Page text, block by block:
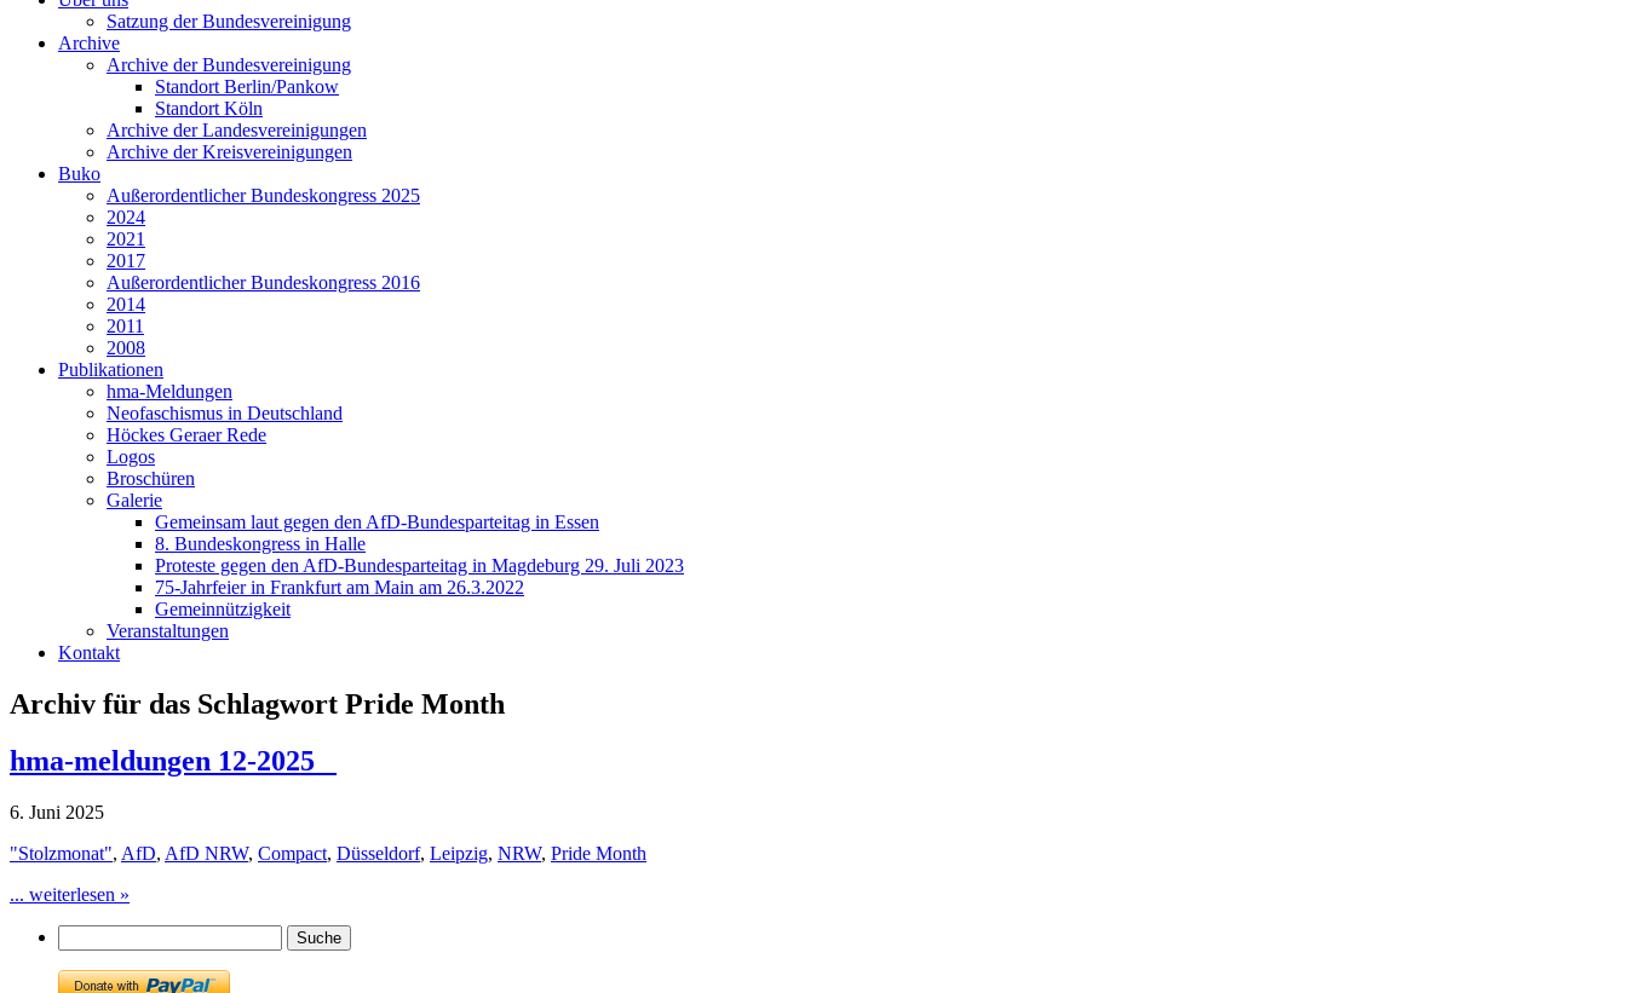
Satzung der Bundesvereinigung
Archive
Archive der Bundesvereinigung
Standort Berlin/Pankow
Standort Köln
Archive der Landesvereinigungen
Archive der Kreisvereinigungen
Buko
Außerordentlicher Bundeskongress 2025
2024
2021
2017
Außerordentlicher Bundeskongress 2016
2014
2011
2008
Publikationen
hma-Meldungen
Neofaschismus in Deutschland
Höckes Geraer Rede
Logos
Broschüren
Galerie
Gemeinsam laut gegen den AfD-Bundesparteitag in Essen
8. Bundeskongress in Halle
Proteste gegen den AfD-Bundesparteitag in Magdeburg 29. Juli 2023
75-Jahrfeier in Frankfurt am Main am 26.3.2022
Gemeinnützigkeit
Veranstaltungen
Kontakt
Archiv für das Schlagwort Pride Month
hma-meldungen 12-2025
6. Juni 2025
"Stolzmonat", AfD, AfD NRW, Compact, Düsseldorf, Leipzig, NRW, Pride Month
... weiterlesen »